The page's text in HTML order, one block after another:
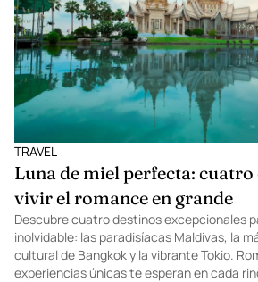
TRAVEL
Luna de miel perfecta:
vivir el romance en grande
Descubre cuatro destinos excepcionales
inolvidable: las paradisíacas Maldivas, la
cultural de Bangkok y la vibrante Tokio.
experiencias únicas te esperan en cada